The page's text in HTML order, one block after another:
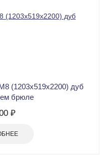
(1203х519х2200) дуб
брюле
₽